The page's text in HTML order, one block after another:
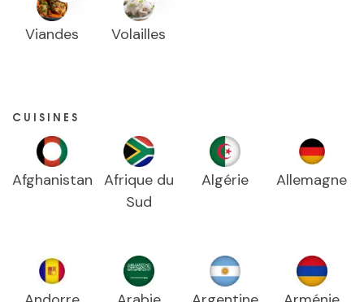
Viandes Volailles
CUISINES
Afghanistan
Afrique du
Sud
Algérie Allemagne